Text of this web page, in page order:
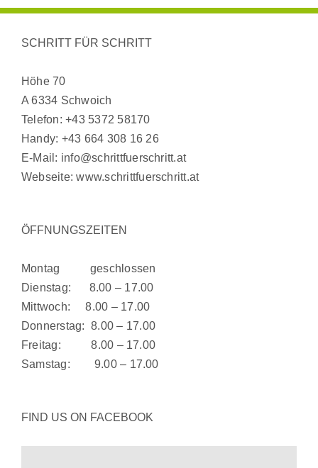
SCHRITT FÜR SCHRITT
Höhe 70
A 6334 Schwoich
Telefon:+43 5372 58170
Handy: +43 664 308 16 26
E-Mail: info@schrittfuerschritt.at
Webseite:www.schrittfuerschritt.at
ÖFFNUNGSZEITEN
Montag geschlossen
Dienstag: 8.00 – 17.00
Mittwoch: 8.00 – 17.00
Donnerstag: 8.00 – 17.00
Freitag: 8.00 – 17.00
Samstag: 9.00 – 17.00
FIND US ON FACEBOOK